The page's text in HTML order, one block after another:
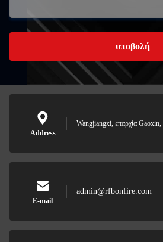
υποβολή
Address
Wangjiangxi, επαρχία
E-mail
admin@rfbonfire.com